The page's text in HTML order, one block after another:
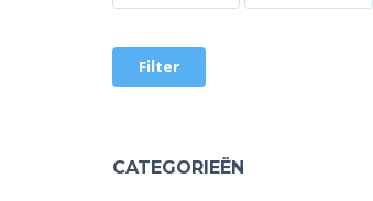
Filter
CATEGORIEËN